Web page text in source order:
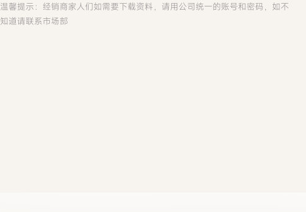
温馨提示：经销商家人们如需要下载资料，请用公司统一的账号和密码，如不
知道请联系市场部